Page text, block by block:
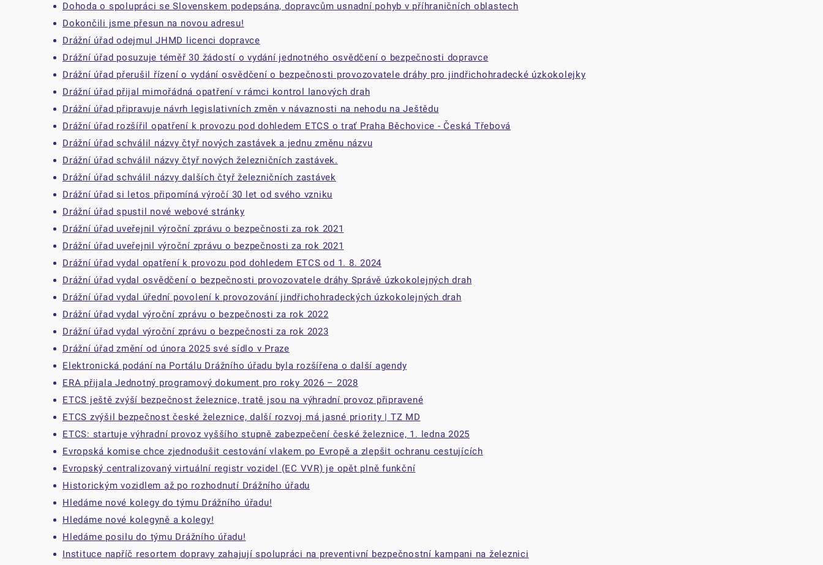
Dohoda o spolupráci se Slovenskem podepsána, dopravcům usnadní pohyb v příhraničních oblastech
Dokončili jsme přesun na novou adresu!
Drážní úřad odejmul JHMD licenci dopravce
Drážní úřad posuzuje téměř 30 žádostí o vydání jednotného osvědčení o bezpečnosti dopravce
Drážní úřad přerušil řízení o vydání osvědčení o bezpečnosti provozovatele dráhy pro jindřichohradecké úzkokolejky
Drážní úřad přijal mimořádná opatření v rámci kontrol lanových drah
Drážní úřad připravuje návrh legislativních změn v návaznosti na nehodu na Ještědu
Drážní úřad rozšířil opatření k provozu pod dohledem ETCS o trať Praha Běchovice - Česká Třebová
Drážní úřad schválil názvy čtyř nových zastávek a jednu změnu názvu
Drážní úřad schválil názvy čtyř nových železničních zastávek.
Drážní úřad schválil názvy dalších čtyř železničních zastávek
Drážní úřad si letos připomíná výročí 30 let od svého vzniku
Drážní úřad spustil nové webové stránky
Drážní úřad uveřejnil výroční zprávu o bezpečnosti za rok 2021
Drážní úřad uveřejnil výroční zprávu o bezpečnosti za rok 2021
Drážní úřad vydal opatření k provozu pod dohledem ETCS od 1. 8. 2024
Drážní úřad vydal osvědčení o bezpečnosti provozovatele dráhy Správě úzkokolejných drah
Drážní úřad vydal úřední povolení k provozování jindřichohradeckých úzkokolejných drah
Drážní úřad vydal výroční zprávu o bezpečnosti za rok 2022
Drážní úřad vydal výroční zprávu o bezpečnosti za rok 2023
Drážní úřad změní od února 2025 své sídlo v Praze
Elektronická podání na Portálu Drážního úřadu byla rozšířena o další agendy
ERA přijala Jednotný programový dokument pro roky 2026 – 2028
ETCS ještě zvýší bezpečnost železnice, tratě jsou na výhradní provoz připravené
ETCS zvýšil bezpečnost české železnice, další rozvoj má jasné priority | TZ MD
ETCS: startuje výhradní provoz vyššího stupně zabezpečení české železnice, 1. ledna 2025
Evropská komise chce zjednodušit cestování vlakem po Evropě a zlepšit ochranu cestujících
Evropský centralizovaný virtuální registr vozidel (EC VVR) je opět plně funkční
Historickým vozidlem až po rozhodnutí Drážního úřadu
Hledáme nové kolegy do týmu Drážního úřadu!
Hledáme nové kolegyně a kolegy!
Hledáme posilu do týmu Drážního úřadu!
Instituce napříč resortem dopravy zahajují spolupráci na preventivní bezpečnostní kampani na železnici